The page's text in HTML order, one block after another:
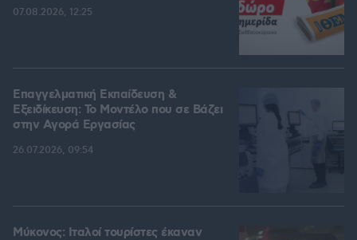
07.08.2026, 12:25
Επαγγελματική Εκπαίδευση &
Εξειδίκευση: Το Mοντέλο που σε Bάζει
στην Aγορά Eργασίας
26.07.2026, 09:54
Μύκονος: Ιταλοί τουρίστες έκαναν